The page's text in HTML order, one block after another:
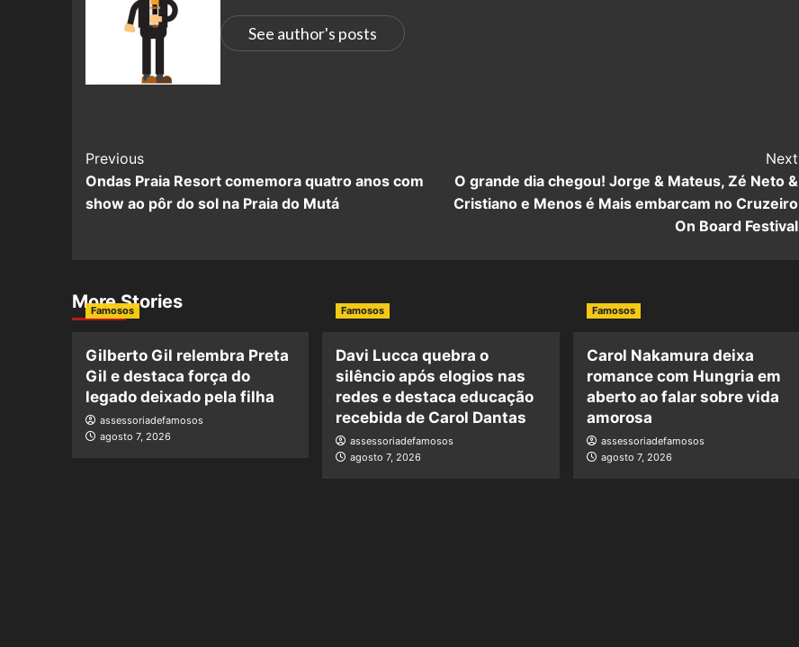
See author's posts
Previous
Ondas Praia Resort comemora quatro anos com
show ao pôr do sol na Praia do Mutá
Next
O grande dia chegou! Jorge & Mateus, Zé Neto &
Cristiano e Menos é Mais embarcam no Cruzeiro
On Board Festival
More Stories
Famosos
Gilberto Gil relembra Preta
Gil e destaca força do
legado deixado pela filha
assessoriadefamosos
agosto 7, 2026
Famosos
Davi Lucca quebra o
silêncio após elogios nas
redes e destaca educação
recebida de Carol Dantas
assessoriadefamosos
agosto 7, 2026
Famosos
Carol Nakamura deixa
romance com Hungria em
aberto ao falar sobre vida
amorosa
assessoriadefamosos
agosto 7, 2026